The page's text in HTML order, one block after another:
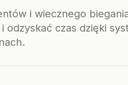
i wiecznego
odzyskać czas dzięki